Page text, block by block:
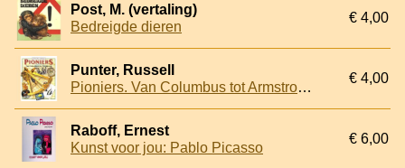
Post, M. (vertaling)
Bedreigde dieren
€ 4,00
Punter, Russell
Pioniers. Van Columbus tot Armstrong
€ 4,00
Raboff, Ernest
Kunst voor jou: Pablo Picasso
€ 6,00